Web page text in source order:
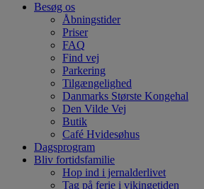
Besøg os
Åbningstider
Priser
FAQ
Find vej
Parkering
Tilgængelighed
Danmarks Største Kongehal
Den Vilde Vej
Butik
Café Hvidesøhus
Dagsprogram
Bliv fortidsfamilie
Hop ind i jernalderlivet
Tag på ferie i vikingetiden